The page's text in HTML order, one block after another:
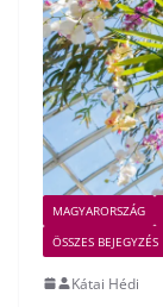
MAGYARORSZÁG
ÖSSZES BEJEGYZÉS
Kátai Hédi